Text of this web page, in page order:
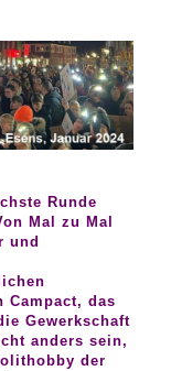
Runde
Mal zu Mal
und
Campact, das
Gewerkschaft
anders sein,
der